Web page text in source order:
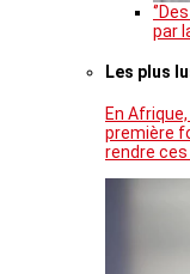
par
Les plus
En
première
rendre ces